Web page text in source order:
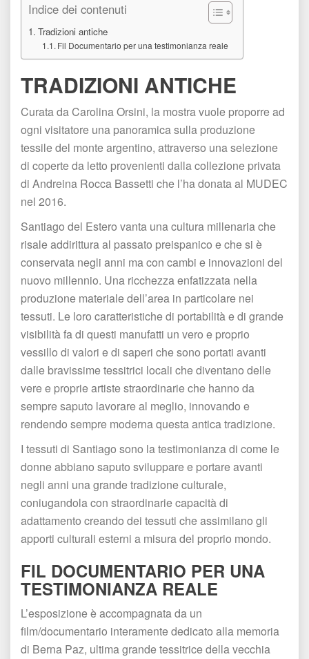
Indice dei contenuti
Tradizioni antiche
Fil Documentario per una testimonianza reale
TRADIZIONI ANTICHE
Curata da Carolina Orsini, la mostra vuole proporre ad
ogni visitatore una panoramica sulla produzione
tessile del monte argentino, attraverso una selezione
di coperte da letto provenienti dalla collezione privata
di Andreina Rocca Bassetti che l’ha donata al MUDEC
nel 2016.
Santiago del Estero vanta una cultura millenaria che
risale addirittura al passato preispanico e che si è
conservata negli anni ma con cambi e innovazioni del
nuovo millennio. Una ricchezza enfatizzata nella
produzione materiale dell’area in particolare nei
tessuti. Le loro caratteristiche di portabilità e di grande
visibilità fa di questi manufatti un vero e proprio
vessillo di valori e di saperi che sono portati avanti
dalle bravissime tessitrici locali che diventano delle
vere e proprie artiste straordinarie che hanno da
empre saputo lavorare al meglio, innovando e
rendendo sempre moderna questa antica tradizione.
I tessuti di Santiago sono la testimonianza di come le
donne abbiano saputo sviluppare e portare avanti
negli anni una grande tradizione culturale,
coniugandola con straordinarie capacità di
adattamento creando dei tessuti che assimilano gli
apporti culturali esterni a misura del proprio mondo.
FIL DOCUMENTARIO PER UNA
TESTIMONIANZA REALE
L’esposizione è accompagnata da un
film/documentario interamente dedicato alla memoria
di Berna Paz, ultima grande tessitrice della vecchia